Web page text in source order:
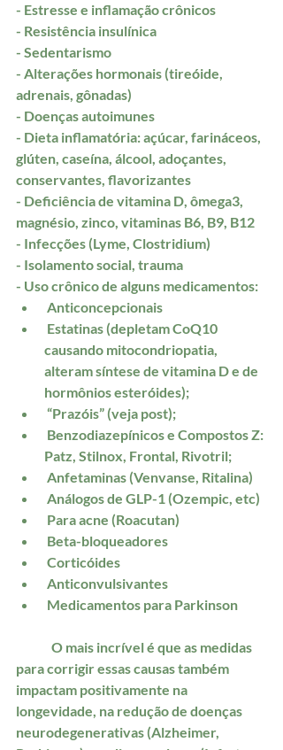
- Estresse e inflamação crônicos
- Resistência insulínica
- Sedentarismo
- Alterações hormonais (tireóide,
adrenais, gônadas)
- Doenças autoimunes
- Dieta inflamatória: açúcar, farináceos,
glúten, caseína, álcool, adoçantes,
conservantes, flavorizantes
- Deficiência de vitamina D, ômega3,
magnésio, zinco, vitaminas B6, B9, B12
- Infecções (Lyme, Clostridium)
- Isolamento social, trauma
- Uso crônico de alguns medicamentos:
Anticoncepcionais
causando mitocondriopatia,
alteram síntese de vitamina D e de
hormônios esteróides);
“Prazóis” (veja post);
Patz, Stilnox, Frontal, Rivotril;
Anfetaminas (Venvanse, Ritalina)
Análogos de GLP-1 (Ozempic, etc)
Para acne (Roacutan)
Beta-bloqueadores
Corticóides
Anticonvulsivantes
Medicamentos para Parkinson
para corrigir essas causas também
impactam positivamente na
longevidade, na redução de doenças
neurodegenerativas (Alzheimer,